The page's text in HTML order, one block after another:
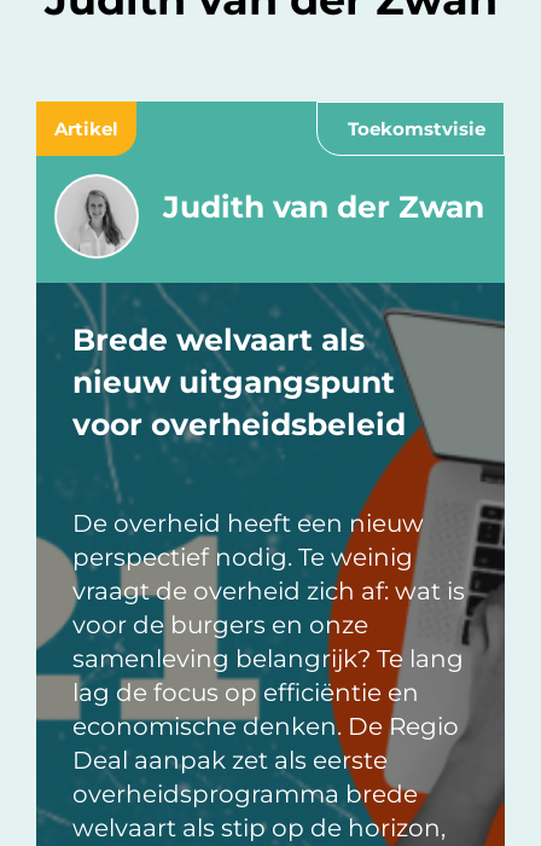
Artikel Toekomstvisie
Judith van der Zwan
Brede welvaart als
nieuw uitgangspunt
voor overheidsbeleid
De overheid heeft een nieuw
perspectief nodig. Te weinig
vraagt de overheid zich af: wat is
voor de burgers en onze
samenleving belangrijk? Te lang
lag de focus op efficiëntie en
economische denken. De Regio
Deal aanpak zet als eerste
overheidsprogramma brede
welvaart als stip op de horizon,